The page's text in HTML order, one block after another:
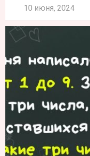
10 июня, 2024